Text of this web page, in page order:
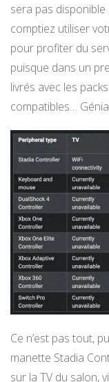
sera pas disponible
comptiez utiliser
pour profiter du
puisque dans un
livrés avec les
compatibles…
Ce n’est pas tout,
manette Stadia
sur la TV du salon,